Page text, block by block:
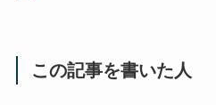
この記事を書いた人